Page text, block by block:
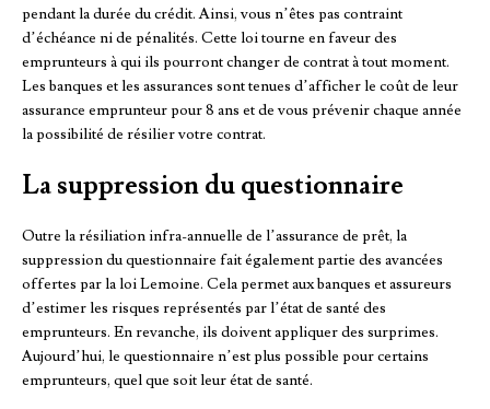
pendant la durée du crédit. Ainsi, vous n’êtes pas contraint
d’échéance ni de pénalités. Cette loi tourne en faveur des
emprunteurs à qui ils pourront changer de contrat à tout moment.
Les banques et les assurances sont tenues d’afficher le coût de leur
assurance emprunteur pour 8 ans et de vous prévenir chaque année
la possibilité de résilier votre contrat.
La suppression du questionnaire
Outre la résiliation infra-annuelle de l’assurance de prêt, la
suppression du questionnaire fait également partie des avancées
offertes par la loi Lemoine. Cela permet aux banques et assureurs
d’estimer les risques représentés par l’état de santé des
emprunteurs. En revanche, ils doivent appliquer des surprimes.
Aujourd’hui, le questionnaire n’est plus possible pour certains
emprunteurs, quel que soit leur état de santé.